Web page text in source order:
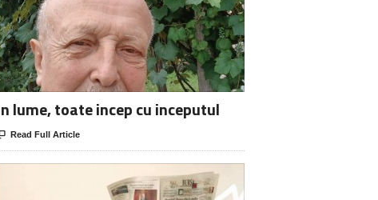
lume, toate incep cu inceputul
Read Full Article